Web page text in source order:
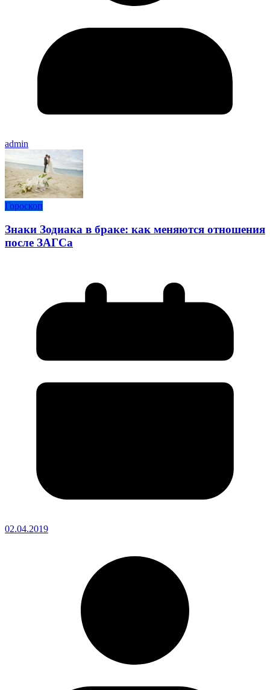
admin
Гороскоп
Знаки Зодиака в браке: как меняются отношения
после ЗАГСа
02.04.2019